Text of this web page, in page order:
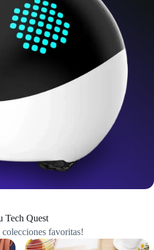
Tech Quest
favoritas!